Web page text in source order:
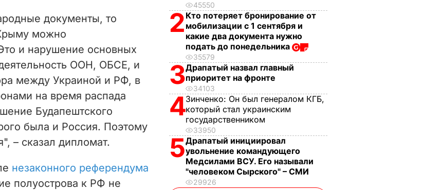
документы, то
можно
и нарушение основных
ООН, ОБСЕ, и
между Украиной и РФ, в
на время распада
Будапештского
была и Россия. Поэтому
– сказал дипломат.
незаконного референдума
полуострова к РФ не
45550
2 Кто потеряет бронирование от
мобилизации с 1 сентября и
какие два документа нужно
подать до понедельника
35579
3Драпатый назвал главный
приоритет на фронте
34103
4Зинченко: Он был генералом КГБ,
который стал украинским
государственником
33950
5Драпатый инициировал
увольнение командующего
Медсилами ВСУ. Его называли
"человеком Сырского" – СМИ
29926